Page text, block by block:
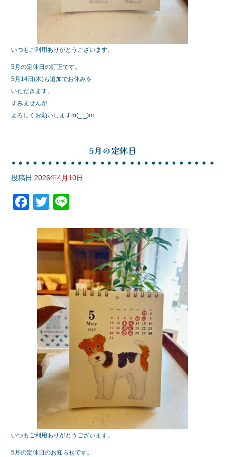
いつもご利用ありがとうございます。
5月の定休日の訂正です。
5月14日(木)も追加でお休みを
いただきます。
すみませんが
よろしくお願いしますm(_ _)m
5月の定休日
投稿日 2026年4月10日
F
c
e
o
o
k
T
tt
er
e
いつもご利用ありがとうございます。
5月の定休日のお知らせです。